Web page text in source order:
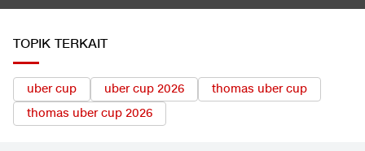
TOPIK TERKAIT
uber cup uber cup 2026
thomas uber cup
thomas uber cup 2026